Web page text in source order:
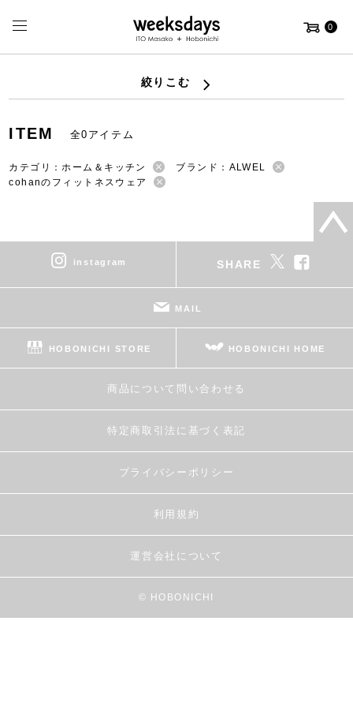
0
絞りこむ
ITEM 全0アイテム
カテゴリ：ホーム＆キッチン
ブランド：ALWEL
cohanのフィットネスウェア
instagram SHARE
MAIL
HOBONICHI STORE HOBONICHI HOME
商品について問い合わせる
特定商取引法に基づく表記
プライバシーポリシー
利用規約
運営会社について
© HOBONICHI